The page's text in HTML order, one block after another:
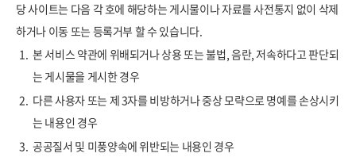
당 사이트는 다음 각 호에 해당하는 게시물이나 자료를 사전통지 없이 삭제
하거나 이동 또는 등록거부 할 수 있습니다.
1. 본 서비스 약관에 위배되거나 상용 또는 불법, 음란, 저속하다고 판단되
는 게시물을 게시한 경우
2. 다른 사용자 또는 제 3자를 비방하거나 중상 모략으로 명예를 손상시키
는 내용인 경우
3. 공공질서 및 미풍양속에 위반되는 내용인 경우